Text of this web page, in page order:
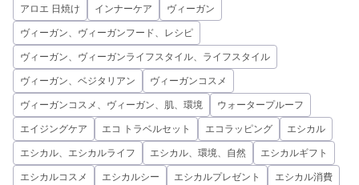
アロエ 日焼け インナーケア ヴィーガン
ヴィーガン、ヴィーガンフード、レシピ
ヴィーガン、ヴィーガンライフスタイル、ライフスタイル
ヴィーガン、ベジタリアン ヴィーガンコスメ
ヴィーガンコスメ、ヴィーガン、肌、環境 ウォータープルーフ
エイジングケア エコ トラベルセット エコラッピング エシカル
エシカル、エシカルライフ エシカル、環境、自然 エシカルギフト
エシカルコスメ エシカルシー エシカルプレゼント エシカル消費